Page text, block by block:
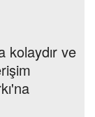
kolaydır ve